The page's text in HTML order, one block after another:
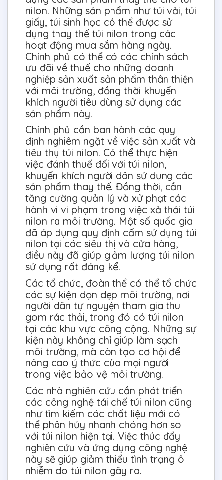
nilon. Những sản phẩm như túi vải, túi
giấy, túi sinh học có thể được sử
dụng thay thế túi nilon trong các
hoạt động mua sắm hàng ngày.
Chính phủ có thể có các chính sách
ưu đãi về thuế cho những doanh
nghiệp sản xuất sản phẩm thân thiện
với môi trường, đồng thời khuyến
khích người tiêu dùng sử dụng các
sản phẩm này.
Chính phủ cần ban hành các quy
định nghiêm ngặt về việc sản xuất và
tiêu thụ túi nilon. Có thể thực hiện
việc đánh thuế đối với túi nilon,
khuyến khích người dân sử dụng các
sản phẩm thay thế. Đồng thời, cần
tăng cường quản lý và xử phạt các
hành vi vi phạm trong việc xả thải túi
nilon ra môi trường. Một số quốc gia
đã áp dụng quy định cấm sử dụng túi
nilon tại các siêu thị và cửa hàng,
điều này đã giúp giảm lượng túi nilon
sử dụng rất đáng kể.
Các tổ chức, đoàn thể có thể tổ chức
các sự kiện dọn dẹp môi trường, nơi
người dân tự nguyện tham gia thu
gom rác thải, trong đó có túi nilon
tại các khu vực công cộng. Những sự
kiện này không chỉ giúp làm sạch
môi trường, mà còn tạo cơ hội để
nâng cao ý thức của mọi người
trong việc bảo vệ môi trường.
Các nhà nghiên cứu cần phát triển
các công nghệ tái chế túi nilon cũng
như tìm kiếm các chất liệu mới có
thể phân hủy nhanh chóng hơn so
với túi nilon hiện tại. Việc thúc đẩy
nghiên cứu và ứng dụng công nghệ
này sẽ giúp giảm thiểu tình trạng ô
nhiễm do túi nilon gây ra.